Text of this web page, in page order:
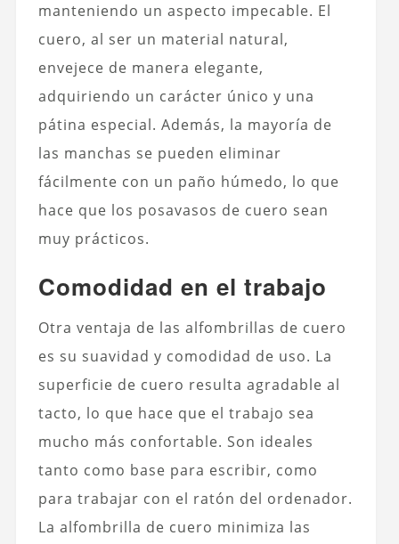
manteniendo un aspecto impecable. El
cuero, al ser un material natural,
envejece de manera elegante,
adquiriendo un carácter único y una
pátina especial. Además, la mayoría de
las manchas se pueden eliminar
fácilmente con un paño húmedo, lo que
hace que los posavasos de cuero sean
muy prácticos.
Comodidad en el trabajo
Otra ventaja de las alfombrillas de cuero
es su suavidad y comodidad de uso. La
superficie de cuero resulta agradable al
tacto, lo que hace que el trabajo sea
mucho más confortable. Son ideales
tanto como base para escribir, como
para trabajar con el ratón del ordenador.
La alfombrilla de cuero minimiza las